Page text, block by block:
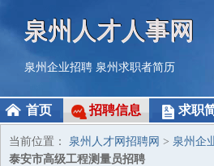
泉州人才人事网
泉州企业招聘 泉州求职者简历
首页 招聘信息 求职
当前位置： 泉州人才网招聘网 > 泉州企
泰安市高级工程测量员招聘